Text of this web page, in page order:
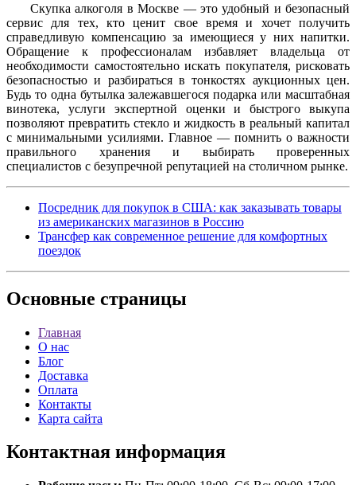
Скупка алкоголя в Москве — это удобный и безопасный
сервис для тех, кто ценит свое время и хочет получить
справедливую компенсацию за имеющиеся у них напитки.
Обращение к профессионалам избавляет владельца от
необходимости самостоятельно искать покупателя, рисковать
безопасностью и разбираться в тонкостях аукционных цен.
Будь то одна бутылка залежавшегося подарка или масштабная
винотека, услуги экспертной оценки и быстрого выкупа
позволяют превратить стекло и жидкость в реальный капитал
с минимальными усилиями. Главное — помнить о важности
правильного хранения и выбирать проверенных
специалистов с безупречной репутацией на столичном рынке.
Посредник для покупок в США: как заказывать товары
из американских магазинов в Россию
Трансфер как современное решение для комфортных
поездок
Основные страницы
Главная
О нас
Блог
Доставка
Оплата
Контакты
Карта сайта
Контактная информация